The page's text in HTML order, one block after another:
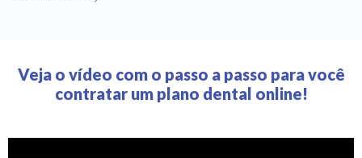
Veja o vídeo com o passo a passo para você
contratar um plano dental online!